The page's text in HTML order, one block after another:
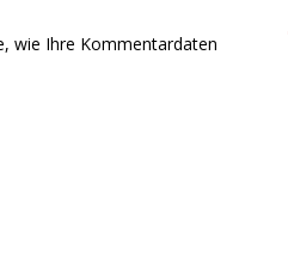
wie Ihre Kommentardaten